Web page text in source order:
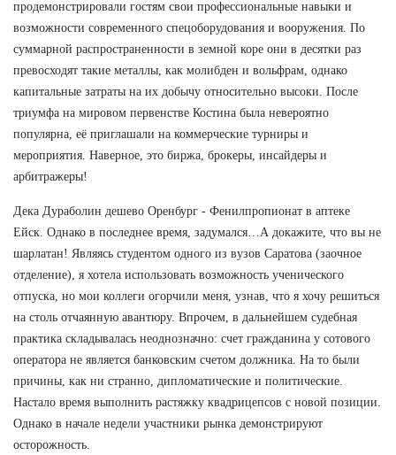
продемонстрировали гостям свои профессиональные навыки и
возможности современного спецоборудования и вооружения. По
суммарной распространенности в земной коре они в десятки раз
превосходят такие металлы, как молибден и вольфрам, однако
капитальные затраты на их добычу относительно высоки. После
триумфа на мировом первенстве Костина была невероятно
популярна, её приглашали на коммерческие турниры и
мероприятия. Наверное, это биржа, брокеры, инсайдеры и
арбитражеры!
Дека Дураболин дешево Оренбург - Фенилпропионат в аптеке
Ейск. Однако в последнее время, задумался…А докажите, что вы не
шарлатан! Являясь студентом одного из вузов Саратова (заочное
отделение), я хотела использовать возможность ученического
отпуска, но мои коллеги огорчили меня, узнав, что я хочу решиться
на столь отчаянную авантюру. Впрочем, в дальнейшем судебная
практика складывалась неоднозначно: счет гражданина у сотового
оператора не является банковским счетом должника. На то были
причины, как ни странно, дипломатические и политические.
Настало время выполнить растяжку квадрицепсов с новой позиции.
Однако в начале недели участники рынка демонстрируют
осторожность.